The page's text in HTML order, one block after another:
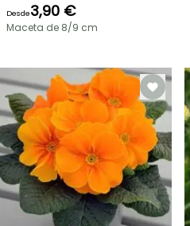
Desde3,90 €
Maceta de 8/9 cm